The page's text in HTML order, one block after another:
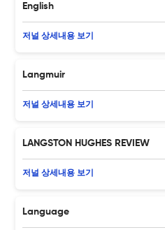
English
저널 상세내용 보기
Langmuir
저널 상세내용 보기
LANGSTON HUGHES REVIEW
저널 상세내용 보기
Language